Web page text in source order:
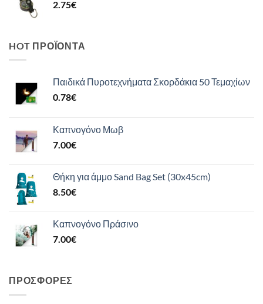
2.75€
HOT ΠΡΟΪΌΝΤΑ
Παιδικά Πυροτεχνήματα Σκορδάκια 50 Τεμαχίων
0.78€
Καπνογόνο Μωβ
7.00€
Θήκη για άμμο Sand Bag Set (30x45cm)
8.50€
Καπνογόνο Πράσινο
7.00€
ΠΡΟΣΦΟΡΈΣ